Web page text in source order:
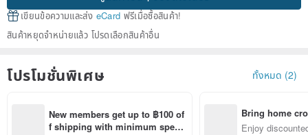
เขียนข้อความและส่ง eCard ฟรีเมื่อซื้อสินค้า!
สินค้าหยุดจำหน่ายแล้ว โปรดเลือกสินค้าอื่น
โปรโมชั่นพิเศษ ทั้งหมด (2)
New members get up to ฿100 of
f shipping with minimum spen
Bring home
n with ease
Enjoy